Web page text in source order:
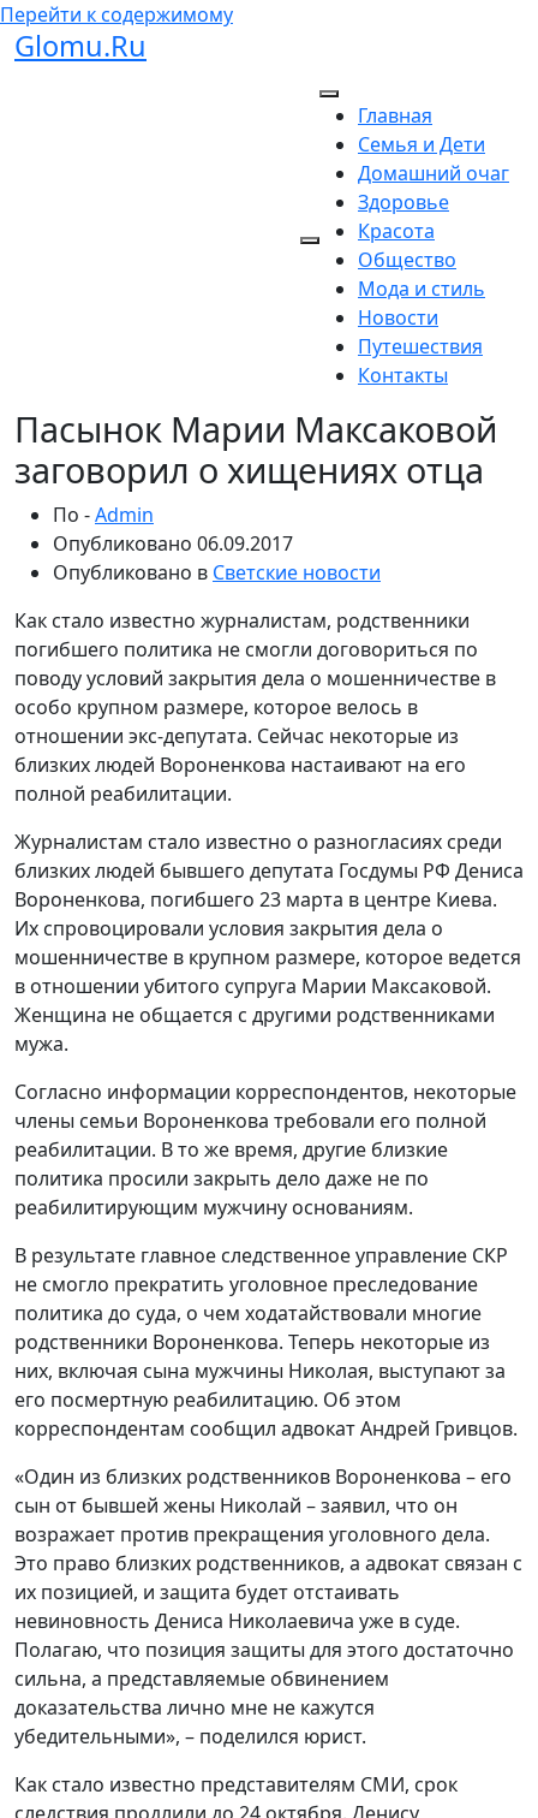
Перейти к содержимому
Glomu.Ru
Главная
Семья и Дети
Домашний очаг
Здоровье
Красота
Общество
Мода и стиль
Новости
Путешествия
Контакты
Пасынок Марии Максаковой
заговорил о хищениях отца
По -Admin
Опубликовано 06.09.2017
Опубликовано в Светские новости
Как стало известно журналистам, родственники
погибшего политика не смогли договориться по
поводу условий закрытия дела о мошенничестве в
особо крупном размере, которое велось в
отношении экс-депутата. Сейчас некоторые из
близких людей Вороненкова настаивают на его
полной реабилитации.
Журналистам стало известно о разногласиях среди
близких людей бывшего депутата Госдумы РФ Дениса
Вороненкова, погибшего 23 марта в центре Киева.
Их спровоцировали условия закрытия дела о
мошенничестве в крупном размере, которое ведется
в отношении убитого супруга Марии Максаковой.
Женщина не общается с другими родственниками
мужа.
Согласно информации корреспондентов, некоторые
члены семьи Вороненкова требовали его полной
реабилитации. В то же время, другие близкие
политика просили закрыть дело даже не по
реабилитирующим мужчину основаниям.
В результате главное следственное управление СКР
не смогло прекратить уголовное преследование
политика до суда, о чем ходатайствовали многие
родственники Вороненкова. Теперь некоторые из
них, включая сына мужчины Николая, выступают за
его посмертную реабилитацию. Об этом
корреспондентам сообщил адвокат Андрей Гривцов.
«Один из близких родственников Вороненкова – его
сын от бывшей жены Николай – заявил, что он
возражает против прекращения уголовного дела.
Это право близких родственников, а адвокат связан с
их позицией, и защита будет отстаивать
невиновность Дениса Николаевича уже в суде.
Полагаю, что позиция защиты для этого достаточно
сильна, а представляемые обвинением
доказательства лично мне не кажутся
убедительными», – поделился юрист.
Как стало известно представителям СМИ, срок